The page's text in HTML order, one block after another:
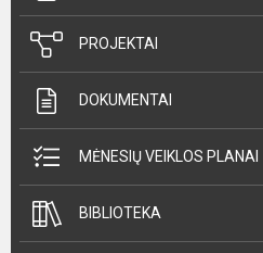
PROJEKTAI
DOKUMENTAI
MĖNESIŲ VEIKLOS PLANAI
BIBLIOTEKA